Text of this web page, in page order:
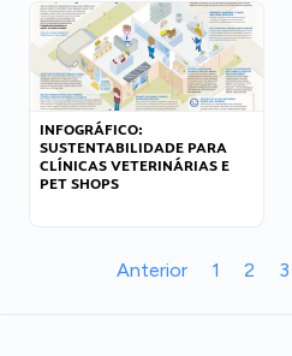
INFOGRÁFICO:
SUSTENTABILIDADE PARA
CLÍNICAS VETERINÁRIAS E
PET SHOPS
Anterior 1 2 3